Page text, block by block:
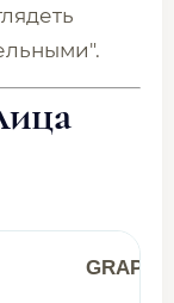
GRAPPA